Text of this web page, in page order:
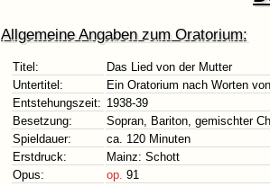
Allgemeine Angaben zum Oratorium:
Titel:
Das Lied von der Mutter
Untertitel:
Ein Oratorium nach Worten
Entstehungszeit: 1938-39
Besetzung:
Sopran, Bariton, gemischter
Spieldauer:
ca. 120 Minuten
Erstdruck:
Mainz: Schott
Opus:
op. 91